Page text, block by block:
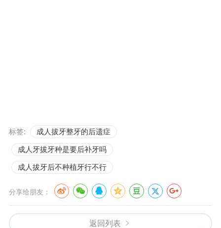
标签: 成人拔牙整牙的后遗症
成人牙拔牙种是要后补牙吗
成人拔牙后不种植牙行不行
分享给朋友：
返回列表